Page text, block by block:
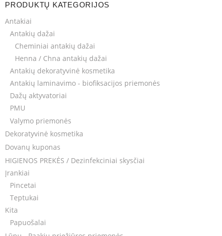
PRODUKTŲ KATEGORIJOS
Antakiai
Antakių dažai
Cheminiai antakių dažai
Henna / Chna antakių dažai
Antakių dekoratyvinė kosmetika
Antakių laminavimo - biofiksacijos priemonės
Dažų aktyvatoriai
PMU
Valymo priemonės
Dekoratyvinė kosmetika
Dovanų kuponas
HIGIENOS PREKĖS / Dezinfekciniai skysčiai
Įrankiai
Pincetai
Teptukai
Kita
Papuošalai